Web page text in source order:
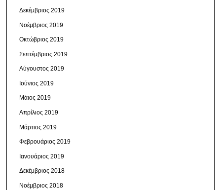
Δεκέμβριος 2019
Νοέμβριος 2019
Οκτώβριος 2019
Σεπτέμβριος 2019
Αύγουστος 2019
Ιούνιος 2019
Μάιος 2019
Απρίλιος 2019
Μάρτιος 2019
Φεβρουάριος 2019
Ιανουάριος 2019
Δεκέμβριος 2018
Νοέμβριος 2018